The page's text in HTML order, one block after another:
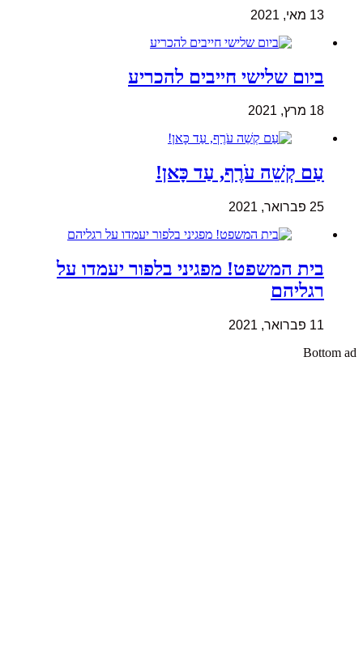
13 מאי, 2021
ביום שלישי חייבים להכריע
18 מרץ, 2021
עַם קְשֵׁה עֹרֶף, עַד כָּאן!
25 פברואר, 2021
בית המשפט! מפגיני בלפור יעמדו על
רגליהם
11 פברואר, 2021
Bottom ad